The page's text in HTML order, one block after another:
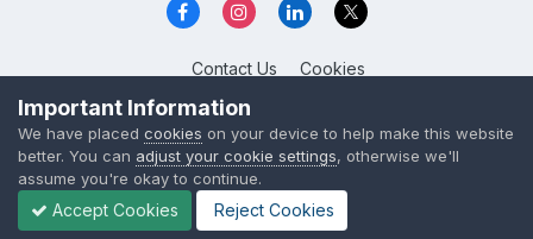
Contact Us Cookies
Overclockers GE
Powered by Invision Community
Important Information
We have placed cookies on your device to help make this website
better. You can adjust your cookie settings, otherwise we'll
assume you're okay to continue.
Accept Cookies Reject Cookies